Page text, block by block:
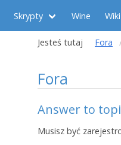
Skrypty Wine Wiki
Jesteś tutaj Fora
Fora
Answer to
Musisz być